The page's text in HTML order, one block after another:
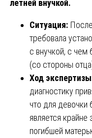
летней внучкой.
Ситуация:
требовала
с внучкой, с чем
(со стороны
Ход
диагностику
что для девочки
является
погибшей